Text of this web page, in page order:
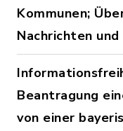
Kommunen;
Nachrichten
Beantragung
von einer